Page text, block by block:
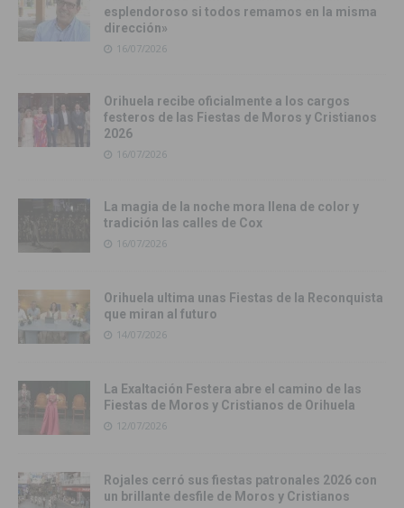
esplendoroso si todos remamos en la misma
dirección»
16/07/2026
Orihuela recibe oficialmente a los cargos
festeros de las Fiestas de Moros y Cristianos
2026
16/07/2026
La magia de la noche mora llena de color y
tradición las calles de Cox
16/07/2026
Orihuela ultima unas Fiestas de la Reconquista
que miran al futuro
14/07/2026
La Exaltación Festera abre el camino de las
Fiestas de Moros y Cristianos de Orihuela
12/07/2026
Rojales cerró sus fiestas patronales 2026 con
un brillante desfile de Moros y Cristianos